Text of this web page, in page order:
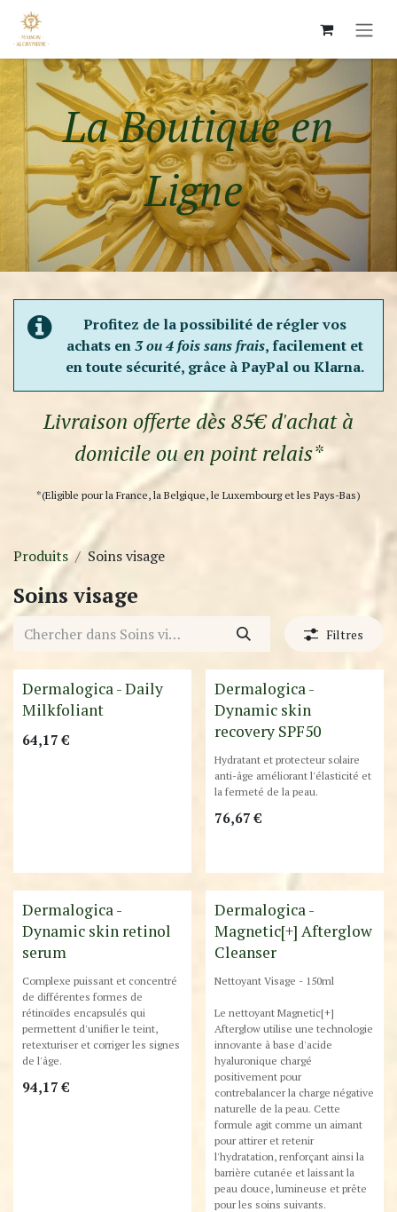
Se rendre au contenu
La Boutique en
Ligne ​
Profitez de la possibilité de régler vos
achats en3 ou 4 fois sans frais, facilement et
en toute sécurité, grâce à PayPal ou Klarna.
Livraison offerte dès 85€ d'achat à
domicile ou en point relais*
*(Eligible pour la France, la Belgique, le Luxembourg et les Pays-Bas)
Produits Soins visage
Soins visage
Filtres
Best-Seller !
Dermalogica - Daily
Milkfoliant
64,17 €
Dermalogica -
Dynamic skin
recovery SPF50
Hydratant et protecteur solaire
anti-âge améliorant l'élasticité et
la fermeté de la peau.
76,67 €
Dermalogica -
Dynamic skin retinol
serum
Complexe puissant et concentré
de différentes formes de
rétinoïdes encapsulés qui
permettent d'unifier le teint,
retexturiser et corriger les signes
de l'âge.
94,17 €
Best-Seller !
Dermalogica -
Magnetic[+] Afterglow
Cleanser
Nettoyant Visage - 150ml
Le nettoyant Magnetic[+]
Afterglow utilise une technologie
innovante à base d'acide
hyaluronique chargé
positivement pour
contrebalancer la charge négative
naturelle de la peau. Cette
formule agit comme un aimant
pour attirer et retenir
l'hydratation, renforçant ainsi la
barrière cutanée et laissant la
peau douce, lumineuse et prête
pour les soins suivants.